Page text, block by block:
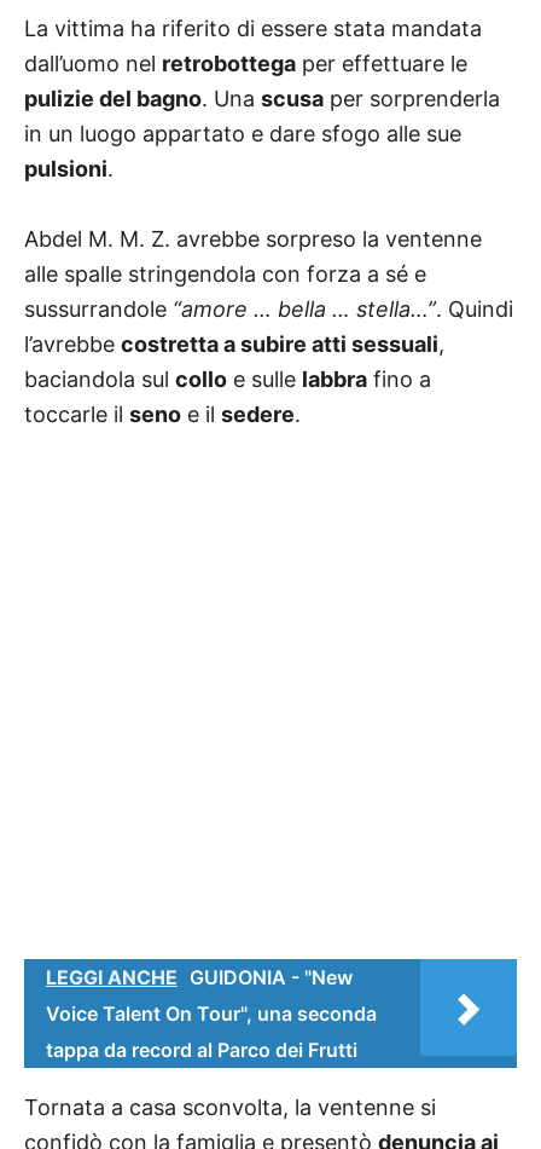
La vittima ha riferito di essere stata mandata
dall’uomo nel retrobottega per effettuare le
pulizie del bagno. Una scusa per sorprenderla
in un luogo appartato e dare sfogo alle sue
pulsioni.
Abdel M. M. Z. avrebbe sorpreso la ventenne
alle spalle stringendola con forza a sé e
sussurrandole “amore … bella … stella…”. Quindi
l’avrebbe costretta a subire atti sessuali,
baciandola sul collo e sulle labbra fino a
toccarle il seno e il sedere.
LEGGI ANCHE GUIDONIA - "New
Voice Talent On Tour", una seconda
tappa da record al Parco dei Frutti
Tornata a casa sconvolta, la ventenne si
confidò con la famiglia e presentò denuncia ai